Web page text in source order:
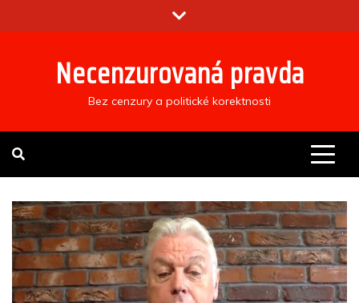
to
Necenzurovaná pravda
Bez cenzury a politické korektnosti